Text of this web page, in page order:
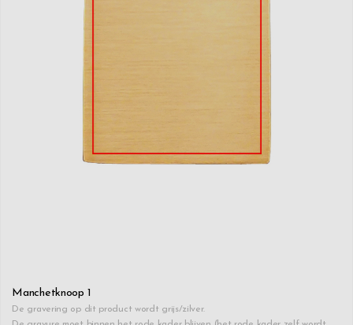
Manchetknoop 1
De gravering op dit product wordt grijs/zilver.